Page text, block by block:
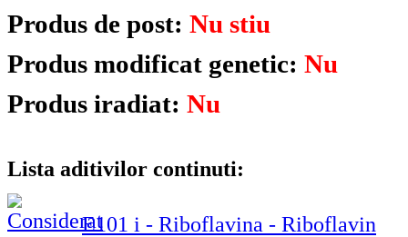
Produs de post: Nu stiu
Produs modificat genetic: Nu
Produs iradiat: Nu
Lista aditivilor continuti:
E101 i - Riboflavina - Riboflavin